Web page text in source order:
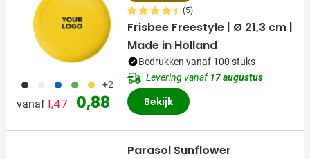
001 037 004 006 +2
vanaf Normale prijs
1,47 Speciale prijs
0,88
(5)
Frisbee Freestyle | Ø 21,3 cm |
Made in Holland
Bedrukken vanaf 100 stuks
Levering vanaf17 augustus
Bekijk
Parasol Sunflower